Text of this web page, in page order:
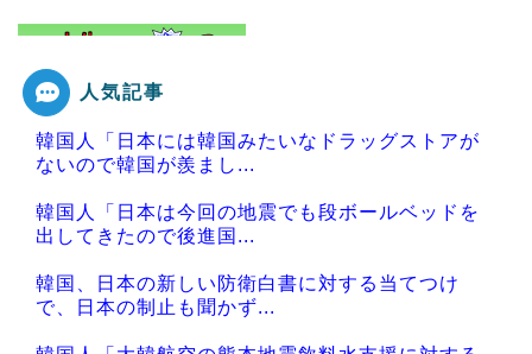
Powered by livedoor 相互RSS
人気記事
韓国人「日本には韓国みたいなドラッグストアが
ないので韓国が羨まし...
韓国人「日本は今回の地震でも段ボールベッドを
出してきたので後進国...
韓国、日本の新しい防衛白書に対する当てつけ
で、日本の制止も聞かず...